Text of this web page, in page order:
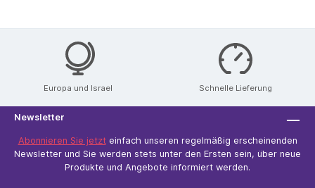
Europa und Israel Schnelle Lieferung
Newsletter
Abonnieren Sie jetzteinfach unseren regelmäßig erscheinenden
Newsletter und Sie werden stets unter den Ersten sein, über neue
Produkte und Angebote informiert werden.